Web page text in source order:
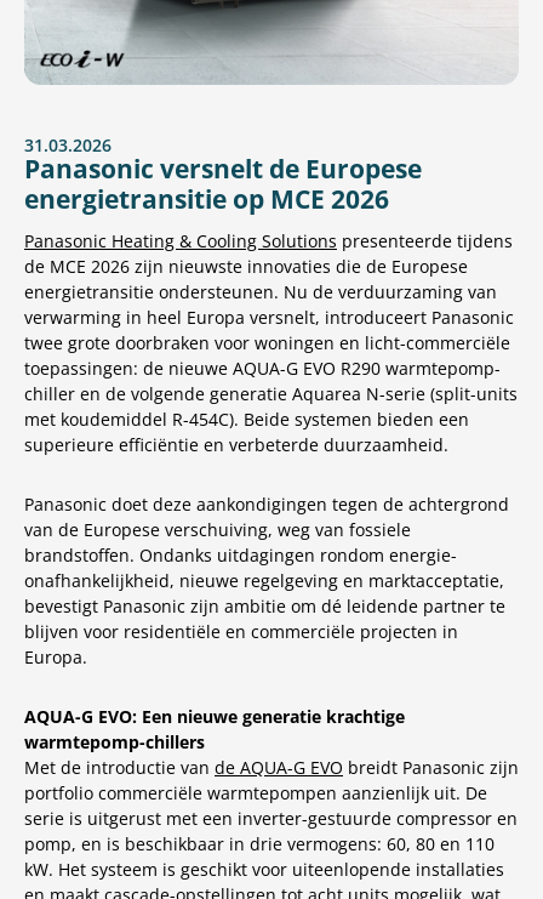
31.03.2026
Panasonic versnelt de Europese
energietransitie op MCE 2026
Panasonic Heating & Cooling Solutions presenteerde tijdens
de MCE 2026 zijn nieuwste innovaties die de Europese
energietransitie ondersteunen. Nu de verduurzaming van
verwarming in heel Europa versnelt, introduceert Panasonic
twee grote doorbraken voor woningen en licht-commerciële
toepassingen: de nieuwe AQUA-G EVO R290 warmtepomp-
chiller en de volgende generatie Aquarea N-serie (split-units
met koudemiddel R-454C). Beide systemen bieden een
superieure efficiëntie en verbeterde duurzaamheid.
Panasonic doet deze aankondigingen tegen de achtergrond
van de Europese verschuiving, weg van fossiele
brandstoffen. Ondanks uitdagingen rondom energie-
onafhankelijkheid, nieuwe regelgeving en marktacceptatie,
bevestigt Panasonic zijn ambitie om dé leidende partner te
blijven voor residentiële en commerciële projecten in
Europa.
AQUA-G EVO: Een nieuwe generatie krachtige
warmtepomp-chillers
Met de introductie van de AQUA-G EVO breidt Panasonic zijn
portfolio commerciële warmtepompen aanzienlijk uit. De
serie is uitgerust met een inverter-gestuurde compressor en
pomp, en is beschikbaar in drie vermogens: 60, 80 en 110
kW. Het systeem is geschikt voor uiteenlopende installaties